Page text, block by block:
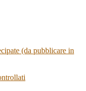
(da pubblicare in